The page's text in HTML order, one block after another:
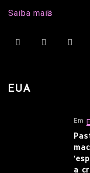
Saiba mais
EUA
Em
a